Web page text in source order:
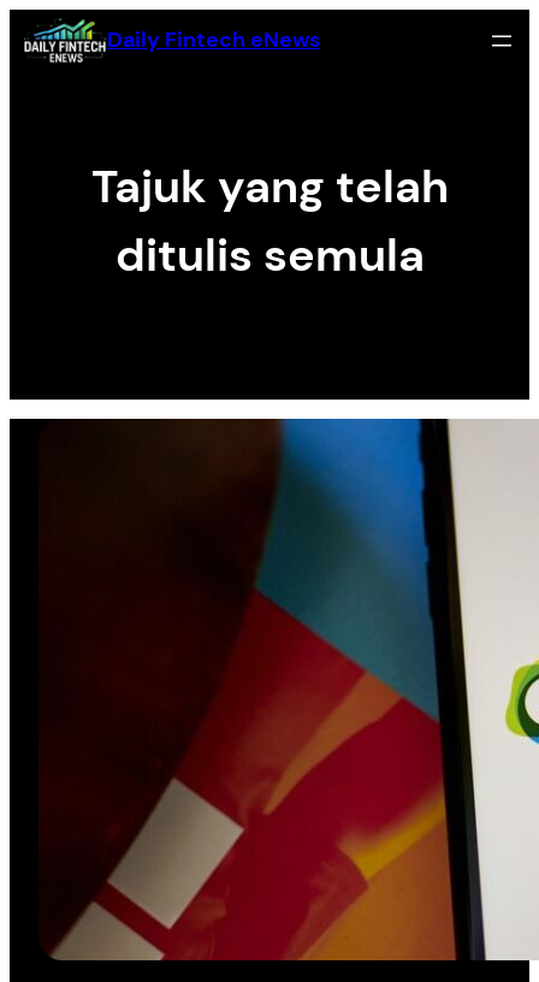
Skip
to
Daily Fintech eNews
Tajuk yang telah
ditulis semula